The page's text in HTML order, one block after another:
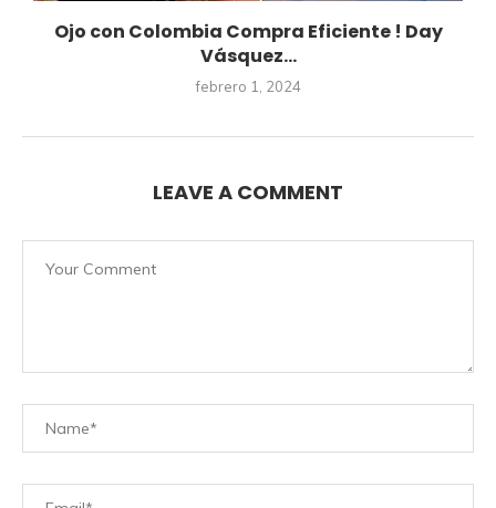
Ojo con Colombia Compra Eficiente ! Day
Vásquez...
febrero 1, 2024
LEAVE A COMMENT